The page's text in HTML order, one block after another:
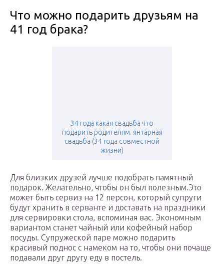
Что можно подарить друзьям на
41 год брака?
34 года какая свадьба что
подарить родителям. янтарная
свадьба (34 года совместной
жизни)
Для близких друзей лучше подобрать памятный
подарок. Желательно, чтобы он был полезным.Это
может быть сервиз на 12 персон, который супруги
будут хранить в серванте и доставать на праздники
для сервировки стола, вспоминая вас. Экономным
вариантом станет чайный или кофейный набор
посуды. Супружеской паре можно подарить
красивый поднос с намеком на то, чтобы они почаще
подавали друг другу еду в постель.